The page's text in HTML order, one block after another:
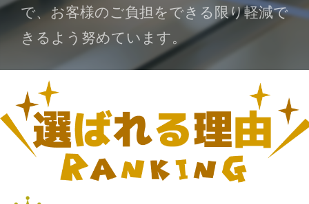
で、お客様のご負担をできる限り軽減で
きるよう努めています。